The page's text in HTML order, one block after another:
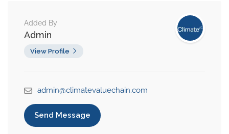
Added By
Admin
View Profile
admin@climatevaluechain.com
Send Message